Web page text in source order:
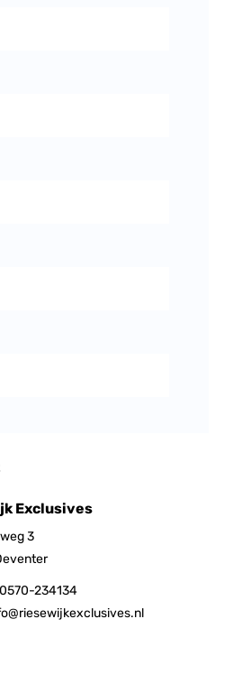
Exclusives
3
0570-234134